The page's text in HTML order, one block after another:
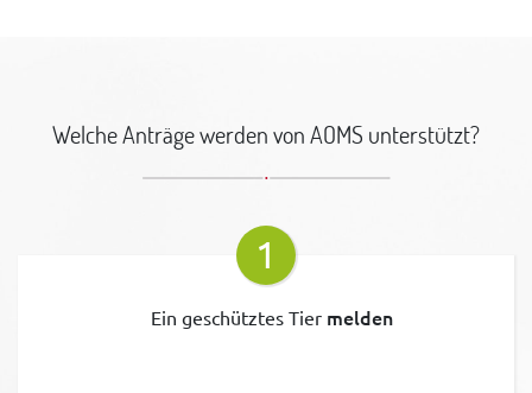
Welche Anträge werden von AOMS unterstützt?
1
Ein geschütztes Tier melden